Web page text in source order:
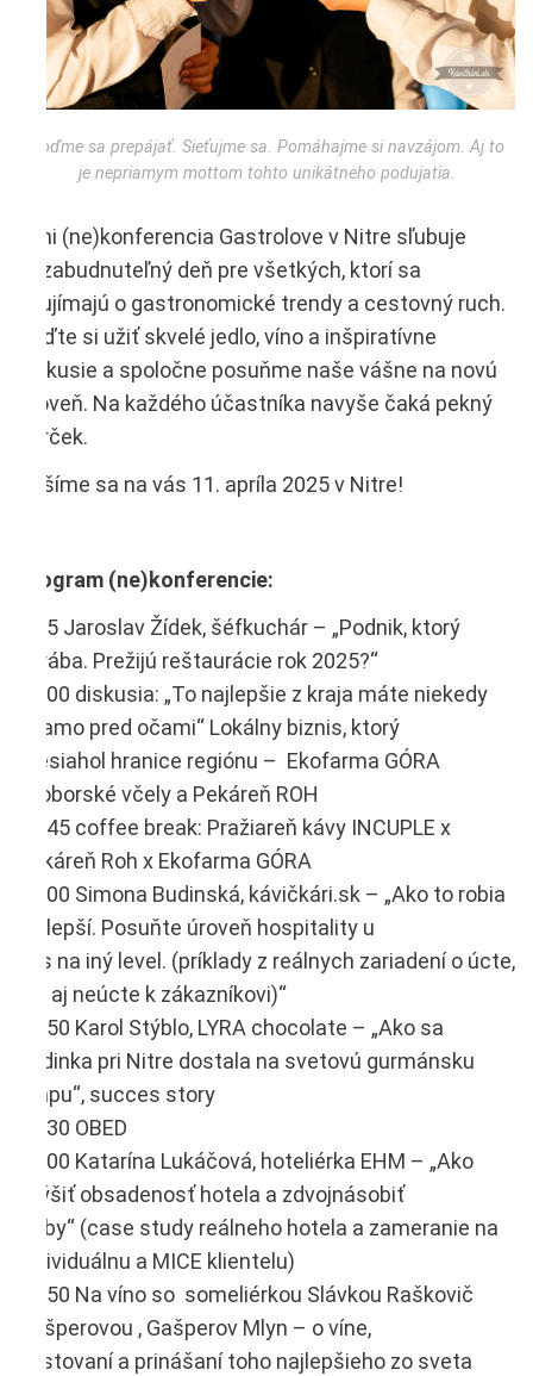
Poďme sa prepájať. Sieťujme sa. Pomáhajme si navzájom. Aj to
je nepriamym mottom tohto unikátneho podujatia.
Mini (ne)konferencia Gastrolove v Nitre sľubuje
nezabudnuteľný deň pre všetkých, ktorí sa
zaujímajú o gastronomické trendy a cestovný ruch.
Príďte si užiť skvelé jedlo, víno a inšpiratívne
diskusie a spoločne posuňme naše vášne na novú
úroveň. Na každého účastníka navyše čaká pekný
darček.
Tešíme sa na vás 11. apríla 2025 v Nitre!
Program (ne)konferencie:
9:15 Jaroslav Žídek, šéfkuchár – „Podnik, ktorý
zarába. Prežijú reštaurácie rok 2025?“
10:00 diskusia: „To najlepšie z kraja máte niekedy
priamo pred očami“ Lokálny biznis, ktorý
presiahol hranice regiónu – Ekofarma GÓRA
, Zoborské včely a Pekáreň ROH
10:45 coffee break: Pražiareň kávy INCUPLE x
Pekáreň Roh x Ekofarma GÓRA
11:00 Simona Budinská, kávičkári.sk – „Ako to robia
najlepší. Posuňte úroveň hospitality u
vás na iný level. (príklady z reálnych zariadení o úcte,
ale aj neúcte k zákazníkovi)“
11:50 Karol Stýblo, LYRA chocolate – „Ako sa
dedinka pri Nitre dostala na svetovú gurmánsku
mapu“, succes story
12:30 OBED
13:00 Katarína Lukáčová, hoteliérka EHM – „Ako
zvýšiť obsadenosť hotela a zdvojnásobiť
tržby“ (case study reálneho hotela a zameranie na
individuálnu a MICE klientelu)
13:50 Na víno so someliérkou Slávkou Raškovič
Gašperovou , Gašperov Mlyn – o víne,
cestovaní a prinášaní toho najlepšieho zo sveta